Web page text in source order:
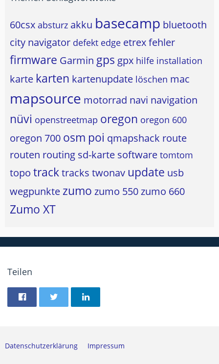
60csx absturz akku basecamp bluetooth
city navigator defekt edge etrexfehler
firmware Garmin gps gpx hilfe installation
karte karten kartenupdate löschen mac
mapsource motorrad navi navigation
nüvi openstreetmap oregon oregon 600
oregon 700 osm poi qmapshack route
routen routing sd-karte software tomtom
topo tracktracks twonav update usb
wegpunkte zumo zumo 550zumo 660
Zumo XT
Teilen
Datenschutzerklärung Impressum